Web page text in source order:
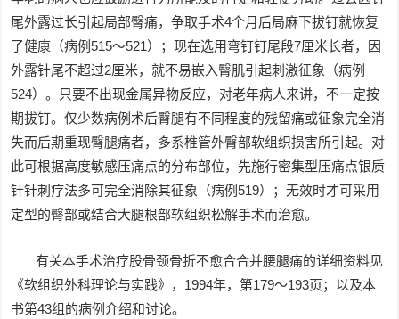
尾外露过长引起局部臀痛，争取手术4个月后局麻下拔钉就恢复
了健康（病例515～521）；现在选用弯钉钉尾段7厘米长者，因
外露针尾不超过2厘米，就不易嵌入臀肌引起刺激征象（病例
524）。只要不出现金属异物反应，对老年病人来讲，不一定按
期拔钉。仅少数病例术后臀腿有不同程度的残留痛或征象完全消
失而后期重现臀腿痛者，多系椎管外臀部软组织损害所引起。对
此可根据高度敏感压痛点的分布部位，先施行密集型压痛点银质
针针刺疗法多可完全消除其征象（病例519）；无效时才可采用
定型的臀部或结合大腿根部软组织松解手术而治愈。
有关本手术治疗股骨颈骨折不愈合合并腰腿痛的详细资料见
《软组织外科理论与实践》，1994年，第179～193页；以及本
书第43组的病例介绍和讨论。